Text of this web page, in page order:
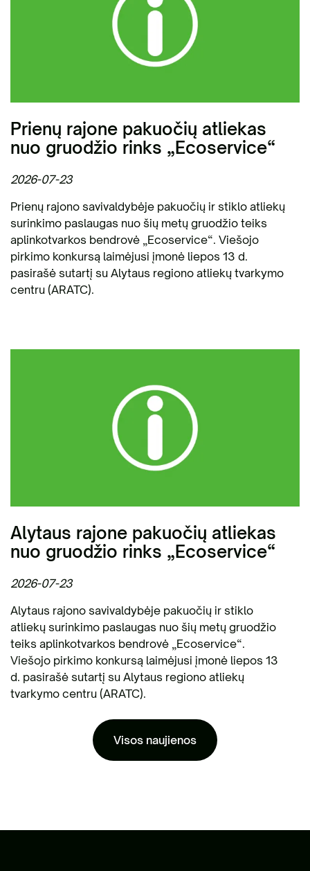
Prienų rajone pakuočių atliekas
nuo gruodžio rinks „Ecoservice“
2026-07-23
Prienų rajono savivaldybėje pakuočių ir stiklo atliekų
surinkimo paslaugas nuo šių metų gruodžio teiks
aplinkotvarkos bendrovė „Ecoservice“. Viešojo
pirkimo konkursą laimėjusi įmonė liepos 13 d.
pasirašė sutartį su Alytaus regiono atliekų tvarkymo
centru (ARATC).
Alytaus rajone pakuočių atliekas
nuo gruodžio rinks „Ecoservice“
2026-07-23
Alytaus rajono savivaldybėje pakuočių ir stiklo
atliekų surinkimo paslaugas nuo šių metų gruodžio
teiks aplinkotvarkos bendrovė „Ecoservice“.
Viešojo pirkimo konkursą laimėjusi įmonė liepos 13
d. pasirašė sutartį su Alytaus regiono atliekų
tvarkymo centru (ARATC).
Visos naujienos